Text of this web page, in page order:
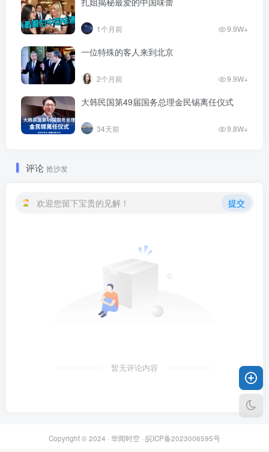
1个月前 9.9W+
一位特殊的客人来到北京
2个月前 9.9W+
大韩民国第49届国务总理金民锡离任仪式
34天前 9.8W+
评论 抢沙发
欢迎您留下宝贵的见解！ 提交
暂无评论内容
Copyright © 2024 · 华闻时空 · 皖ICP备2023006595号